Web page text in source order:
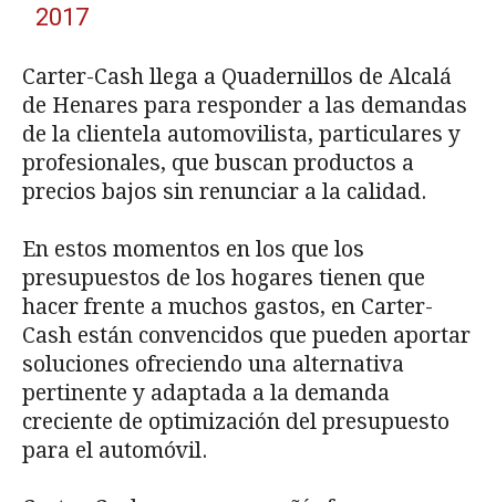
2017
Carter-Cash llega a Quadernillos de Alcalá
de Henares para responder a las demandas
de la clientela automovilista, particulares y
profesionales, que buscan productos a
precios bajos sin renunciar a la calidad.
En estos momentos en los que los
presupuestos de los hogares tienen que
hacer frente a muchos gastos, en Carter-
Cash están convencidos que pueden aportar
soluciones ofreciendo una alternativa
pertinente y adaptada a la demanda
creciente de optimización del presupuesto
para el automóvil.